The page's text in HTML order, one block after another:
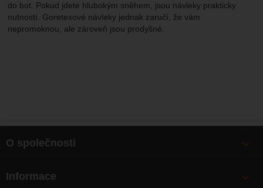
do bot. Pokud jdete hlubokým sněhem, jsou návleky prakticky
nutností. Goretexové návleky jednak zaručí, že vám
nepromoknou, ale zároveň jsou prodyšné.
O společnosti
O nás
Informace